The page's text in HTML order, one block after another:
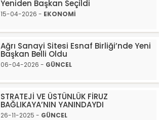
Yeniden Başkan Seçildi
15-04-2026 - EKONOMİ
Ağrı Sanayi Sitesi Esnaf Birliği’nde Yeni
Başkan Belli Oldu
06-04-2026 - GÜNCEL
STRATEJİ VE ÜSTÜNLÜK FİRUZ
BAĞLIKAYA’NIN YANINDAYDI
26-11-2025 - GÜNCEL